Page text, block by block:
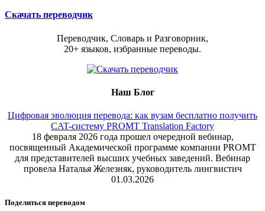
Скачать переводчик
Переводчик, Словарь и Разговорник,
20+ языков, избранные переводы.
Наш Блог
Цифровая эволюция перевода: как вузам бесплатно получить
CAT-систему PROMT Translation Factory
18 февраля 2026 года прошел очередной вебинар,
посвященный Академической программе компании PROMT
для представителей высших учебных заведений. Вебинар
провела Наталья Железняк, руководитель лингвистич
01.03.2026
Поделиться переводом